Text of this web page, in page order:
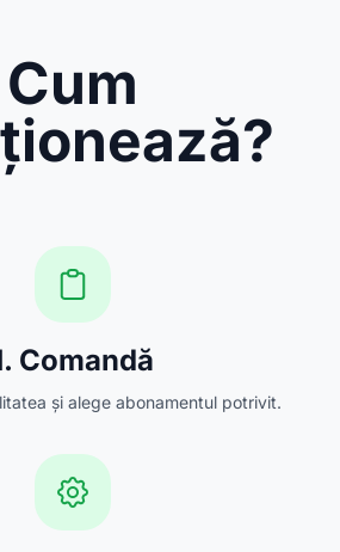
Cum
Comandă
și alege abonamentul potrivit.